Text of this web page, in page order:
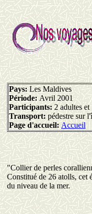
Pays:Les Maldives
Période:Avril 2001
Participants: 2 adultes et
Transport:pédestre sur
Page d'accueil: Accueil
"Collier de perles
Constitué de 26 atolls, cet
du niveau de la mer.